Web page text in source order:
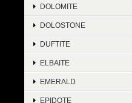
DOLOMITE
DOLOSTONE
DUFTITE
ELBAITE
EMERALD
EPIDOTE